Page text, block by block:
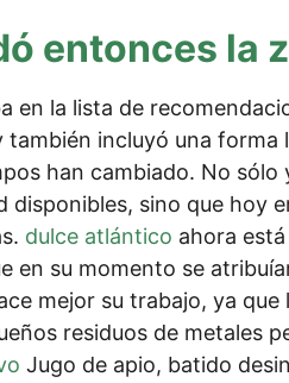
enton­ces la
en la lis­ta de
incluyó una for­ma
han cam­bia­do. No sólo
sino que hoy
dul­ce atlán­ti­co aho­ra
en su momen­to se
mejor su tra­ba­jo, ya que
resi­du­os de meta­les
Jugo de apio, bati­do